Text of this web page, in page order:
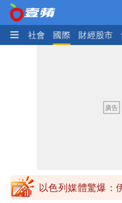
政治 社會 國際 財經股市
白海豚走後 西南
調轉為感動「這是
以色列媒體驚爆：